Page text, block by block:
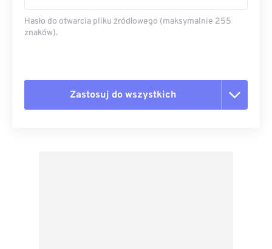
Hasło do otwarcia pliku źródłowego (maksymalnie 255
znaków).
Zastosuj do wszystkich